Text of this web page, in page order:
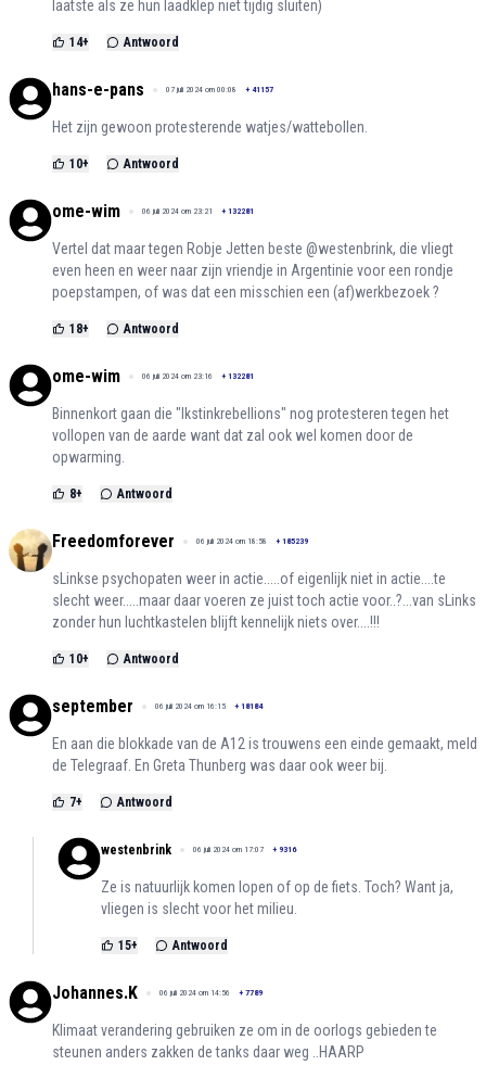
laatste als ze hun laadklep niet tijdig sluiten)
14+ Antwoord
hans-e-pans 07 juli 2024 om 00:08 + 41157
Het zijn gewoon protesterende watjes/wattebollen.
10+ Antwoord
ome-wim 06 juli 2024 om 23:21 + 132281
Vertel dat maar tegen Robje Jetten beste @westenbrink, die vliegt
even heen en weer naar zijn vriendje in Argentinie voor een rondje
poepstampen, of was dat een misschien een (af)werkbezoek ?
18+ Antwoord
ome-wim 06 juli 2024 om 23:16 + 132281
Binnenkort gaan die "Ikstinkrebellions" nog protesteren tegen het
vollopen van de aarde want dat zal ook wel komen door de
opwarming.
8+ Antwoord
Freedomforever 06 juli 2024 om 18:58 + 185239
sLinkse psychopaten weer in actie.....of eigenlijk niet in actie....te
slecht weer.....maar daar voeren ze juist toch actie voor..?...van sLinks
zonder hun luchtkastelen blijft kennelijk niets over....!!!
10+ Antwoord
september 06 juli 2024 om 16:15 + 18184
En aan die blokkade van de A12 is trouwens een einde gemaakt, meld
de Telegraaf. En Greta Thunberg was daar ook weer bij.
7+ Antwoord
westenbrink 06 juli 2024 om 17:07 + 9316
Ze is natuurlijk komen lopen of op de fiets. Toch? Want ja,
vliegen is slecht voor het milieu.
15+ Antwoord
Johannes.K 06 juli 2024 om 14:56 + 7789
Klimaat verandering gebruiken ze om in de oorlogs gebieden te
steunen anders zakken de tanks daar weg ..HAARP